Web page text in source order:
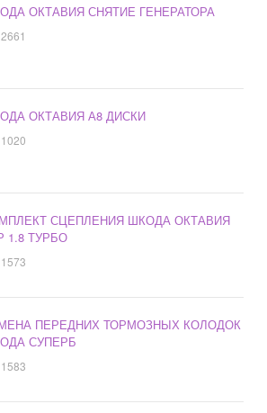
ОКТАВИЯ СНЯТИЕ ГЕНЕРАТОРА
2661
ОКТАВИЯ А8 ДИСКИ
1020
СЦЕПЛЕНИЯ ШКОДА ОКТАВИЯ
1.8 ТУРБО
1573
ПЕРЕДНИХ ТОРМОЗНЫХ КОЛОДОК
СУПЕРБ
1583